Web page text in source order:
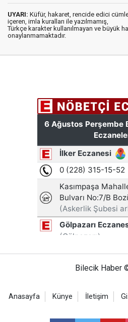
UYARI: Küfür, hakaret, rencide edici
içeren, imla kuralları ile yazılmamış,
Türkçe karakter kullanılmayan ve büyük
onaylanmamaktadır.
Bilecik Haber
Anasayfa Künye İletişim